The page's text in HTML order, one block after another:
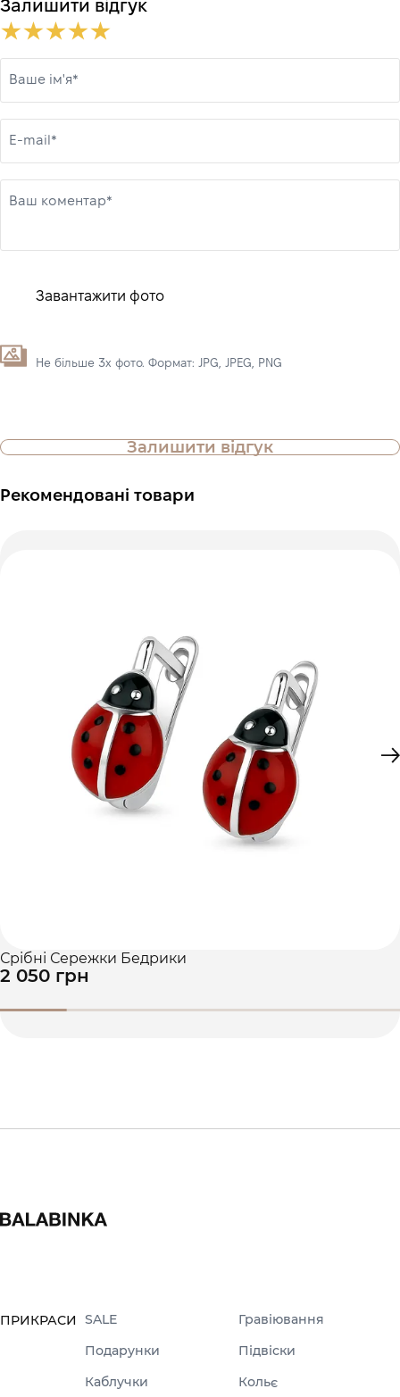
Залишити відгук
Ваше ім'я*
E-mail*
Ваш коментар*
Завантажити фото
Не більше 3х фото. Формат: JPG, JPEG, PNG
Залишити відгук
Рекомендовані товари
Срібні Сережки Бедрики
2 050 грн
ПРИКРАСИ SALE
Гравіювання
Подарунки
Підвіски
Каблучки
Кольє